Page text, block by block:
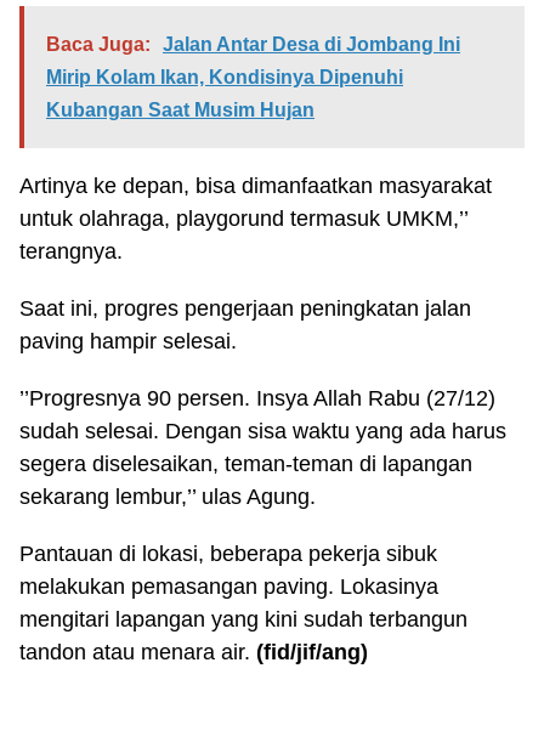
Baca Juga:
Jalan Antar Desa di Jombang Ini
Mirip Kolam Ikan, Kondisinya Dipenuhi
Kubangan Saat Musim Hujan
Artinya ke depan, bisa dimanfaatkan masyarakat
untuk olahraga, playgorund termasuk UMKM,’’
terangnya.
Saat ini, progres pengerjaan peningkatan jalan
paving hampir selesai.
’’Progresnya 90 persen. Insya Allah Rabu (27/12)
sudah selesai. Dengan sisa waktu yang ada harus
segera diselesaikan, teman-teman di lapangan
sekarang lembur,’’ ulas Agung.
Pantauan di lokasi, beberapa pekerja sibuk
melakukan pemasangan paving. Lokasinya
mengitari lapangan yang kini sudah terbangun
tandon atau menara air. (fid/jif/ang)